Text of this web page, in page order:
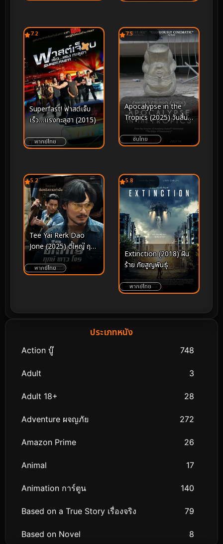
7.2
Superfast! ฟาสต์เจ็บ
เร็ว…แรงทะลุฮา (2015)
พากย์ไทย
7.5
Apocalypse in the
Tropics (2025) วันสิ้น
โลกในเขตร้อน
ซับไทย
5.2
Tee Yai Rerk Dao
Jone (2025) ตี๋ใหญ่ ฤกษ์
ดาว โจร
พากย์ไทย
5.8
Extinction (2018) ฝัน
ร้าย ภัยสูญพันธุ์
พากย์ไทย
ประเภทหนัง
Action บู๊ 748
Adult 3
Adult 18+ 28
Adventure ผจญภัย 272
Amazon Prime 26
Animal 17
Animation การ์ตูน 140
Based on a True Story เรื่องจริง 79
Based on Novel 8